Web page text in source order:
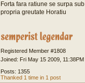
Forta fara ratiune se surpa sub
propria greutate Horatiu
Registered Member #1808
Joined: Fri May 15 2009, 11:38PM
Posts: 1355
Thanked 1 time in 1 post